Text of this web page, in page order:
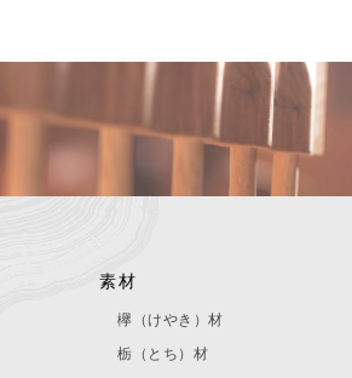
素材
欅（けやき）材
栃（とち）材